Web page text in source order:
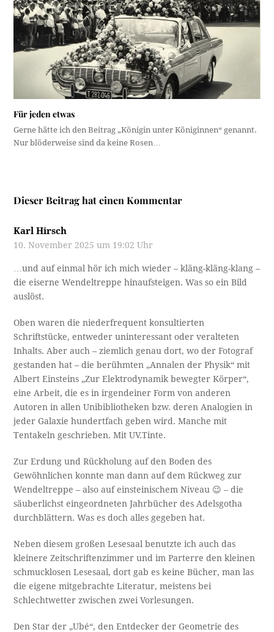
Für jeden etwas
Gerne hätte ich den Beitrag „Königin unter Königinnen“ genannt.
Nur blöderweise sind da keine Rosen…
Dieser Beitrag hat einen Kommentar
Karl Hirsch
10. November 2025 um 19:02 Uhr
…und auf einmal hör ich mich wieder – kläng-kläng-klang –
die eiserne Wendeltreppe hinaufsteigen. Was so ein Bild
auslöst.
Oben waren die niederfrequent konsultierten
Schriftstücke, entweder uninteressant oder veralteten
Inhalts. Aber auch – ziemlich genau dort, wo der Fotograf
gestanden hat – die berühmten „Annalen der Physik“ mit
Albert Einsteins „Zur Elektrodynamik bewegter Körper“,
eine Arbeit, die es in irgendeiner Form von anderen
Autoren in allen Unibibliotheken bzw. deren Analogien in
jeder Galaxie hundertfach geben wird. Manche mit
Tentakeln geschrieben. Mit UV.Tinte.
Zur Erdung und Rückholung auf den Boden des
Gewöhnlichen konnte man dann auf dem Rückweg zur
Wendeltreppe – also auf einsteinischem Niveau 😉 – die
säuberlichst eingeordneten Jahrbücher des Adelsgotha
durchblättern. Was es doch alles gegeben hat.
Neben diesem großen Lesesaal benutzte ich auch das
kleinere Zeitschriftenzimmer und im Parterre den kleinen
schmucklosen Lesesaal, dort gab es keine Bücher, man las
die eigene mitgebrachte Literatur, meistens bei
Schlechtwetter zwischen zwei Vorlesungen.
Den Star der „Ubé“, den Entdecker der Geometrie des